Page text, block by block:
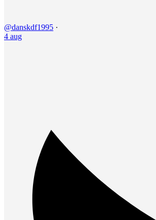
@danskdf1995 ·
4 aug